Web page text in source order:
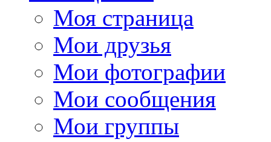
Моя страница
Мои друзья
Мои фотографии
Мои сообщения
Мои группы